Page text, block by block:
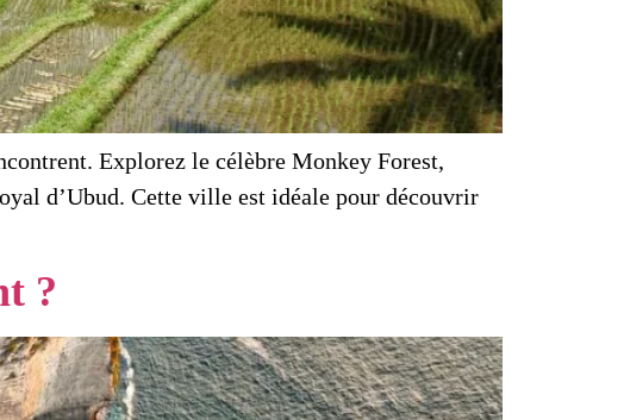
Explorez le célèbre Monkey Forest,
d’Ubud. Cette ville est idéale pour découvrir
?